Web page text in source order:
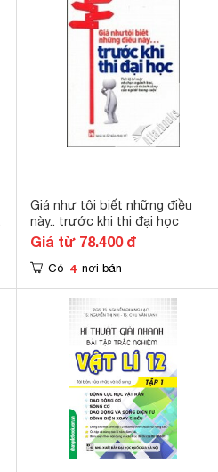
Giá như tôi biết những điều
này.. trước khi thi đại học
Giá từ 78.400 đ
Có 4 nơi bán